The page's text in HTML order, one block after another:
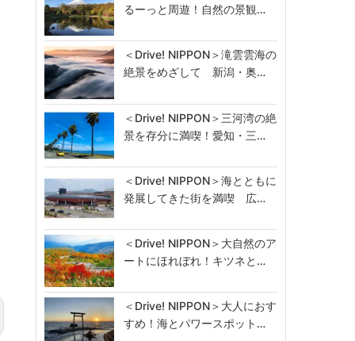
るーっと周遊！自然の景観…
＜Drive! NIPPON＞滝雲雲海の
絶景をめざして 新潟・奥…
＜Drive! NIPPON＞三河湾の絶
景を存分に満喫！愛知・三…
＜Drive! NIPPON＞海とともに
発展してきた街を満喫 広…
＜Drive! NIPPON＞大自然のア
ートにほれぼれ！キツネと…
＜Drive! NIPPON＞大人におす
すめ！海とパワースポット…